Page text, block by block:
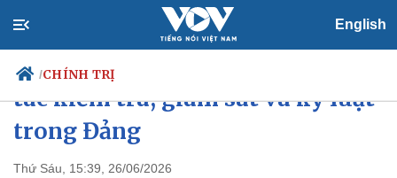
English
/CHÍNH TRỊ
Chính trị
Cần Thơ nâng cao hiệu quả công
tác kiểm tra, giám sát và kỷ luật
trong Đảng
Thứ Sáu, 15:39, 26/06/2026